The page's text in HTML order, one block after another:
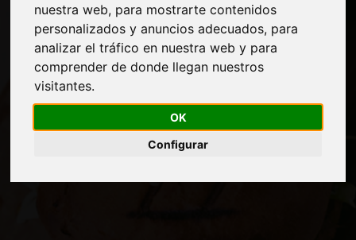
nuestra web, para mostrarte contenidos
personalizados y anuncios adecuados, para
analizar el tráfico en nuestra web y para
comprender de donde llegan nuestros
visitantes.
OK
Configurar
Reservar Mesa
Hindu Punjabi
Llamar directamente al restaurante
963 97... ver completo